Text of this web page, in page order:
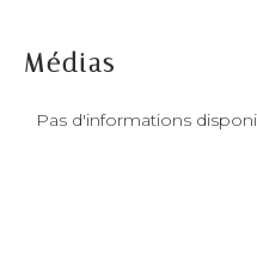
Médias
Pas d'informations